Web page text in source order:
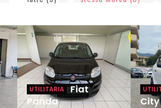
UTILITARIA Fiat
Panda
City